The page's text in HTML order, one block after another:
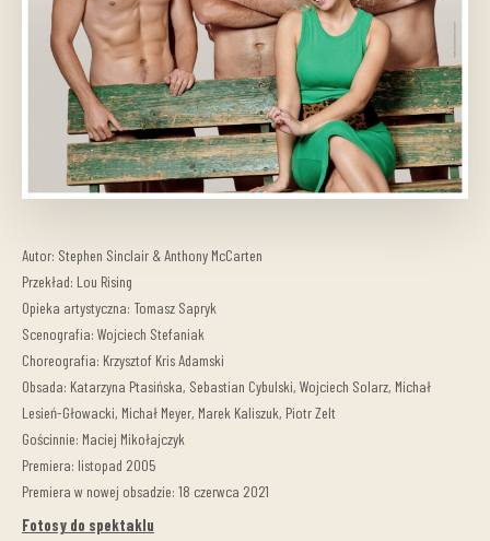
Autor: Stephen Sinclair & Anthony McCarten
Przekład: Lou Rising
Opieka artystyczna: Tomasz Sapryk
Scenografia: Wojciech Stefaniak
Choreografia: Krzysztof Kris Adamski
Obsada: Katarzyna Ptasińska, Sebastian Cybulski, Wojciech Solarz, Michał
Lesień-Głowacki, Michał Meyer, Marek Kaliszuk, Piotr Zelt
Gościnnie: Maciej Mikołajczyk
Premiera: listopad 2005
Premiera w nowej obsadzie: 18 czerwca 2021
Fotosy do spektaklu